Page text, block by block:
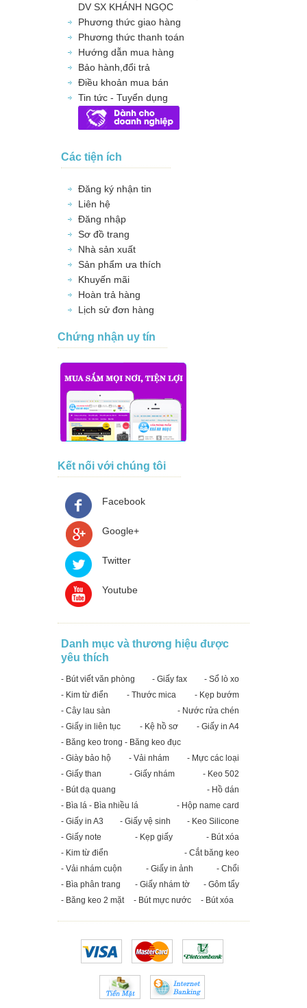
DV SX KHÁNH NGỌC
Phương thức giao hàng
Phương thức thanh toán
Hướng dẫn mua hàng
Bảo hành,đổi trả
Điều khoản mua bán
Tin tức - Tuyển dụng
Các tiện ích
Đăng ký nhận tin
Liên hệ
Đăng nhập
Sơ đồ trang
Nhà sản xuất
Sản phẩm ưa thích
Khuyến mãi
Hoàn trả hàng
Lịch sử đơn hàng
Chứng nhận uy tín
Kết nối với chúng tôi
Facebook
Google+
Twitter
Youtube
Danh mục và thương hiệu được
yêu thích
- Bút viết văn phòng - Giấy fax
- Sổ lò xo
- Kim từ điển
- Thước mica
- Kẹp bướm
- Cây lau sàn
- Nước rửa chén
- Giấy in liên tục
- Kệ hồ sơ
- Giấy in A4
- Băng keo trong - Băng keo đục
- Giày bảo hộ
- Vải nhám
- Mực các loại
- Giấy than
- Giấy nhám
- Keo 502
- Bút dạ quang
- Hồ dán
- Bìa lá - Bìa nhiều lá
- Hộp name card
- Giấy in A3
- Giấy vệ sinh
- Keo Silicone
- Giấy note
- Kẹp giấy
- Bút xóa
- Kim từ điển
- Cắt băng keo
- Vải nhám cuộn
- Giấy in ảnh
- Chổi
- Bìa phân trang
- Giấy nhám tờ
- Gôm tẩy
- Băng keo 2 mặt
- Bút mực nước - Bút xóa